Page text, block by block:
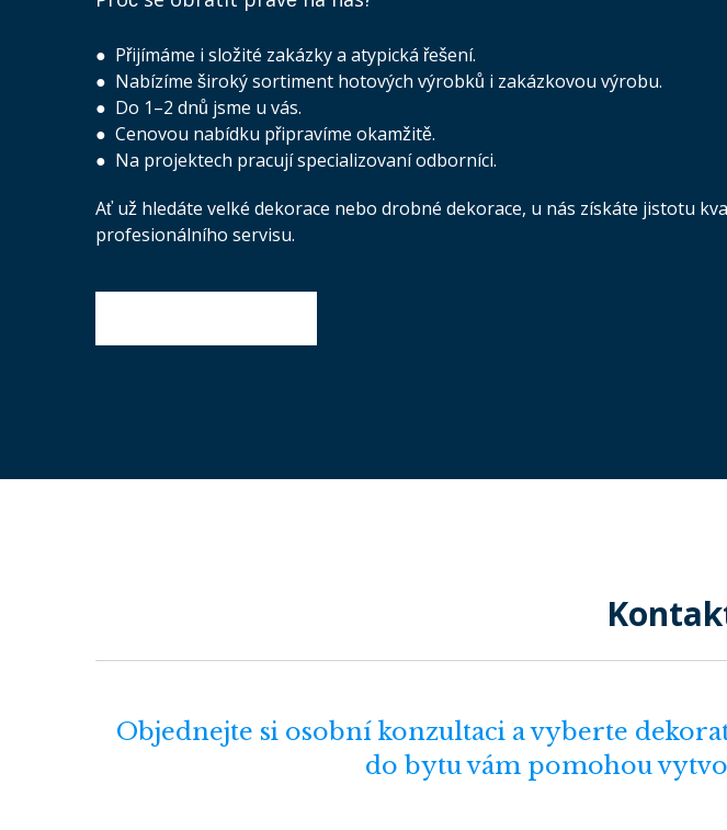
● Přijímáme i složité zakázky a atypická řešení.
● Nabízíme široký sortiment hotových výrobků i zakázkovou výrobu.
● Do 1–2 dnů jsme u vás.
● Cenovou nabídku připravíme okamžitě.
● Na projektech pracují specializovaní odborníci.
Ať už hledáte velké dekorace nebo drobné dekorace, u nás získáte jistotu
profesionálního servisu.
Objednejte si osobní konzultaci a vyberte
do bytu vám pomohou